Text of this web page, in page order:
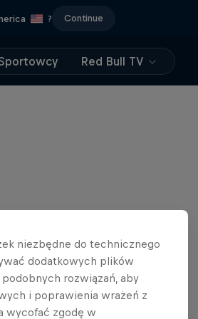
? Continue
Red Bull TV
niezbędne do technicznego
dodatkowych plików
rozwiązań, aby
i poprawienia wrażeń z
wycofać zgodę w